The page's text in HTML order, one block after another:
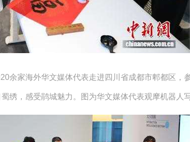
余家海外华文媒体代表走进四川省成都市郫都区，
绣，感受鹃城魅力。图为华文媒体代表观摩机器人